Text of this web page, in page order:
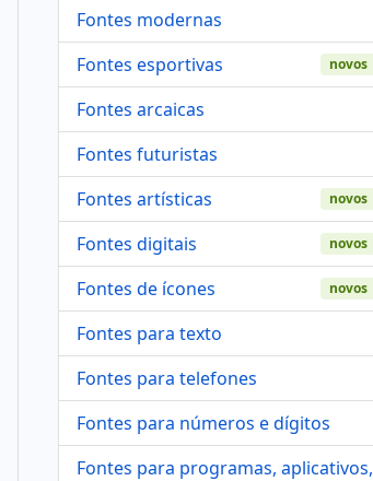
Fontes modernas
Fontes esportivas
novos
Fontes arcaicas
Fontes futuristas
Fontes artísticas
novos
Fontes digitais novos
Fontes de ícones novos
Fontes para texto
Fontes para telefones
Fontes para números e dígitos
Fontes para programas, aplicativos,